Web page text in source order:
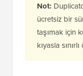
Not:
ücretsiz bir
taşımak için
kıyasla